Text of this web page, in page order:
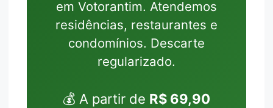
em Votorantim. Atendemos
residências, restaurantes e
condomínios. Descarte
regularizado.
💰 A partir de R$ 69,90